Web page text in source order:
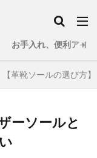
お手入れ、便利アイ
【革靴ソールの選び方
ーソールと